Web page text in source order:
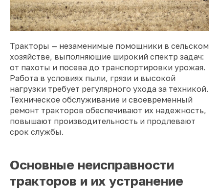
Тракторы — незаменимые помощники в сельском
хозяйстве, выполняющие широкий спектр задач:
от пахоты и посева до транспортировки урожая.
Работа в условиях пыли, грязи и высокой
нагрузки требует регулярного ухода за техникой.
Техническое обслуживание и своевременный
ремонт тракторов обеспечивают их надежность,
повышают производительность и продлевают
срок службы.
Основные неисправности
тракторов и их устранение